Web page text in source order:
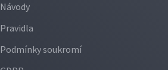
Návody
Pravidla
Podmínky soukromí